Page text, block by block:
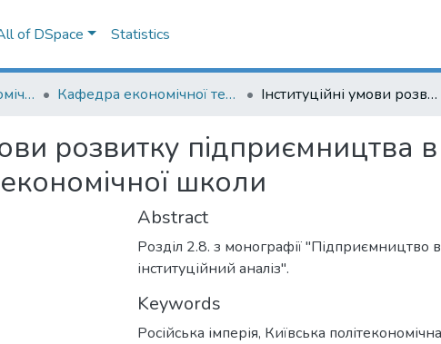
of DSpace Statistics
002. Факультет економічних наук Кафедра економічної теорії Інституційні умови розвитку підприємництва в працях представників Київської політекономічної школи
розвитку підприємництва
школи
Abstract
Розділ 2.8. з монографії "Підприємництво в
інституційний аналіз".
Keywords
Російська імперія, Київська